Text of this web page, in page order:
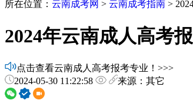
所在位置： 云南成考网 > 云南成考指南 >
2024年云南成人高考
点击查看云南成人高考报考专业！>>>
2024-05-30 11:22:58
来源：其它